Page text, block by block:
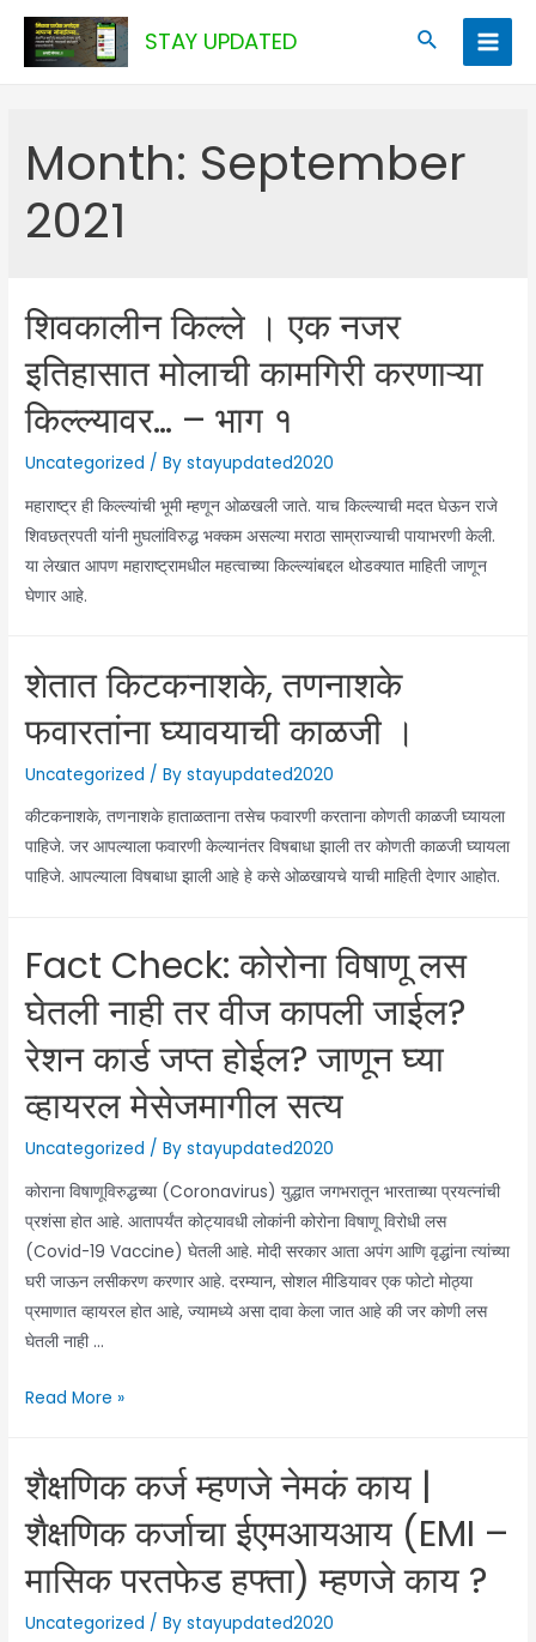
Skip
content
STAY UPDATED Search
Main
Month: September
2021
शिवकालीन किल्ले । एक नजर
इतिहासात मोलाची कामगिरी करणाऱ्या
किल्ल्यावर… – भाग १
Uncategorized / Bystayupdated2020
महाराष्ट्र ही किल्ल्यांची भूमी म्हणून ओळखली जाते. याच किल्ल्याची मदत घेऊन राजे
शिवछत्रपती यांनी मुघलांविरुद्ध भक्कम असल्या मराठा साम्राज्याची पायाभरणी केली.
या लेखात आपण महाराष्ट्रामधील महत्वाच्या किल्ल्यांबद्दल थोडक्यात माहिती जाणून
घेणार आहे.
शेतात किटकनाशके, तणनाशके
फवारतांना घ्यावयाची काळजी ।
Uncategorized / Bystayupdated2020
कीटकनाशके, तणनाशके हाताळताना तसेच फवारणी करताना कोणती काळजी घ्यायला
पाहिजे. जर आपल्याला फवारणी केल्यानंतर विषबाधा झाली तर कोणती काळजी घ्यायला
पाहिजे. आपल्याला विषबाधा झाली आहे हे कसे ओळखायचे याची माहिती देणार आहोत.
Fact Check: कोरोना विषाणू लस
घेतली नाही तर वीज कापली जाईल?
रेशन कार्ड जप्त होईल? जाणून घ्या
व्हायरल मेसेजमागील सत्य
Uncategorized / Bystayupdated2020
कोराना विषाणूविरुद्धच्या (Coronavirus) युद्धात जगभरातून भारताच्या प्रयत्नांची
प्रशंसा होत आहे. आतापर्यंत कोट्यावधी लोकांनी कोरोना विषाणू विरोधी लस
(Covid-19 Vaccine) घेतली आहे. मोदी सरकार आता अपंग आणि वृद्धांना त्यांच्या
घरी जाऊन लसीकरण करणार आहे. दरम्यान, सोशल मीडियावर एक फोटो मोठ्या
प्रमाणात व्हायरल होत आहे, ज्यामध्ये असा दावा केला जात आहे की जर कोणी लस
घेतली नाही …
Fact
विषाणू
लस
घेतली
नाही
वीज
Read More »
शैक्षणिक कर्ज म्हणजे नेमकं काय |
शैक्षणिक कर्जाचा ईएमआयआय (EMI –
मासिक परतफेड हफ्ता) म्हणजे काय ?
Uncategorized / Bystayupdated2020